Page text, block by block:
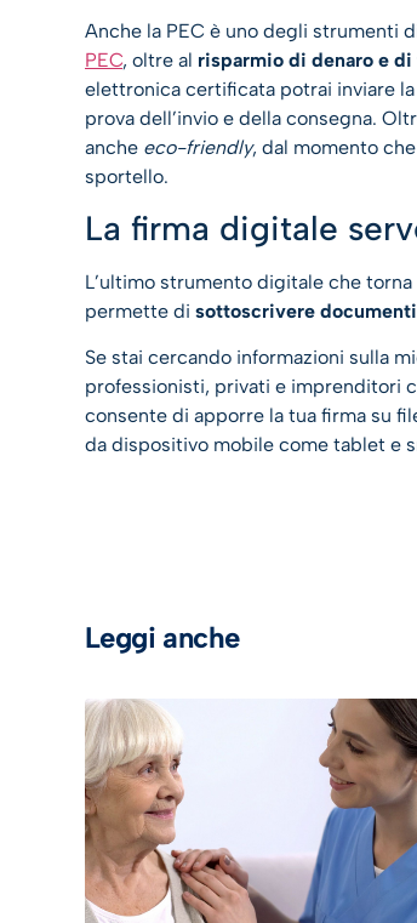
Anche la PEC è uno degli strumenti
PEC, oltre al risparmio di denaro e
elettronica certificata potrai inviare
prova dell’invio e della consegna.
anche eco-friendly, dal momento
sportello.
La firma digitale
L’ultimo strumento digitale che
permette di sottoscrivere
Se stai cercando informazioni sulla
professionisti, privati e imprenditori
consente di apporre la tua firma su
da dispositivo mobile come tablet e
Leggi anche